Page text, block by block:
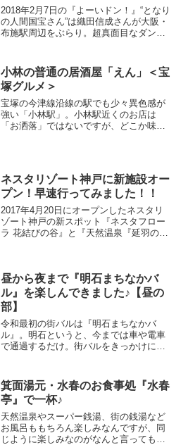
2018年2月7日の『よーいドン！』“となり
の人間国宝さん”は織田信成さんが大阪・
布施駅周辺をぶらり。超真面目なダンサ
ら！
小林の普通の居酒屋「えん」＜宝
塚グルメ＞
宝塚の今津線沿線の駅でも少々異色感が
強い「小林駅」。小林駅近くのお店は
「お洒落」ではないですが、どこか味の
多いのも特徴です。肩肘張ら...
ネスタリゾート神戸に新施設オー
プン！早速行ってみました！！
2017年4月20日にオープンしたネスタリ
ゾート神戸の新スポット『ネスタフロー
ラ 花結びの谷』と『天然温泉『延羽の
昼から夜まで『明石まちなかバ
ル』を楽しんできました♪【昼の
部】
令和最初の街バルは『明石まちなかバ
ル』。明石というと、今までは車や電車
で通過するだけ。街バルをきっかけに街
箕面湯元・水春のお食事処『水春
亭』で一杯♪
天然温泉やスーパー銭湯、街の銭湯など
お風呂ももちろん楽しみなんですが、同
じように楽しみなのがなんと言っても生